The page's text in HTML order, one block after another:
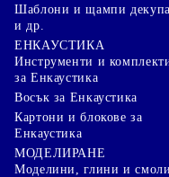
Шаблони и щампи
и др.
ЕНКАУСТИКА
Инструменти и
за Енкаустика
Восък за Енкаустика
Картони и блокове за
Енкаустика
МОДЕЛИРАНЕ
Моделини, глини и смоли